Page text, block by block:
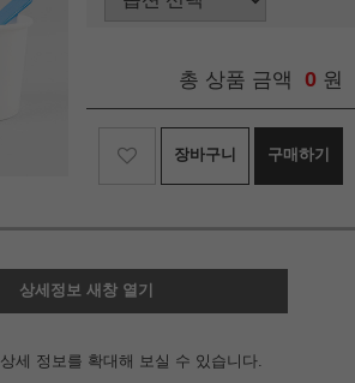
총 상품 금액 0 원
장바구니 구매하기
상세정보 새창 열기
상세 정보를 확대해 보실 수 있습니다.